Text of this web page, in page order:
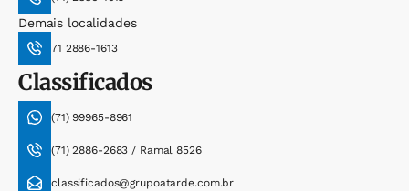
Demais localidades
71 2886-1613
Classificados
(71) 99965-8961
(71) 2886-2683 / Ramal 8526
classificados@grupoatarde.com.br